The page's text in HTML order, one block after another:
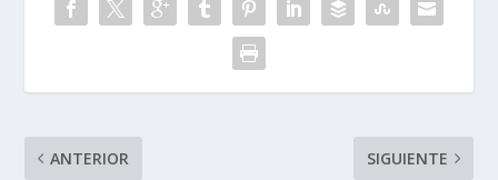
ANTERIOR SIGUIENTE